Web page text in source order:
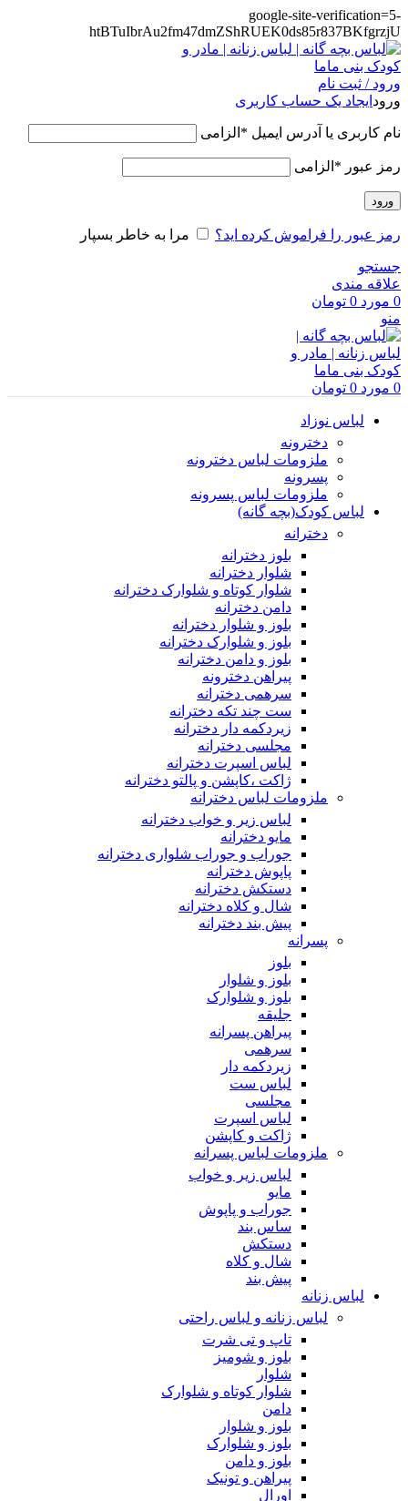
google-site-verification=5-
htBTuIbrAu2fm47dmZShRUEK0ds85r837BKfgrzjU
ورود / ثبت نام
ورود ایجاد یک حساب کاربری
نام کاربری یا آدرس ایمیل * الزامی
رمز عبور * الزامی
ورود
رمز عبور را فراموش کرده اید؟ مرا به خاطر بسپار
جستجو
علاقه مندی
0 مورد 0 تومان
منو
0 مورد 0 تومان
لباس نوزاد
دخترونه
ملزومات لباس دخترونه
پسرونه
ملزومات لباس پسرونه
لباس کودک(بچه گانه)
دخترانه
بلوز دخترانه
شلوار دخترانه
شلوار کوتاه و شلوارک دخترانه
دامن دخترانه
بلوز و شلوار دخترانه
بلوز و شلوارک دخترانه
بلوز و دامن دخترانه
پیراهن دخترونه
سرهمی دخترانه
ست چند تکه دخترانه
زیردکمه دار دخترانه
مجلسی دخترانه
لباس اسپرت دخترانه
ژاکت ،کاپشن و پالتو دخترانه
ملزومات لباس دخترانه
لباس زیر و خواب دخترانه
مایو دخترانه
جوراب و جوراب شلواری دخترانه
پاپوش دخترانه
دستکش دخترانه
شال و کلاه دخترانه
پیش بند دخترانه
پسرانه
بلوز
بلوز و شلوار
بلوز و شلوارک
جلیقه
پیراهن پسرانه
سرهمی
زیردکمه دار
لباس ست
مجلسی
لباس اسپرت
ژاکت و کاپشن
ملزومات لباس پسرانه
لباس زیر و خواب
مایو
جوراب و پاپوش
ساس بند
دستکش
شال و کلاه
پیش بند
لباس زنانه
لباس زنانه و لباس راحتی
تاپ و تی شرت
بلوز و شومیز
شلوار
شلوار کوتاه و شلوارک
دامن
بلوز و شلوار
بلوز و شلوارک
بلوز و دامن
پیراهن و تونیک
اورال